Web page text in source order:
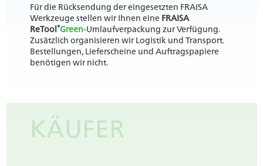
Für die Rücksendung der eingesetzten FRAISA
Werkzeuge stellen wir Ihnen eine FRAISA
ReTool®Green-Umlaufverpackung zur Verfügung.
Zusätzlich organisieren wir Logistik und Transport.
Bestellungen, Lieferscheine und Auftragspapiere
benötigen wir nicht.
KÄUFER